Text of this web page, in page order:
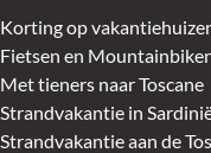
Korting op
Fietsen en
Met tieners naar Toscane
Strandvakantie in
Strandvakantie aan de